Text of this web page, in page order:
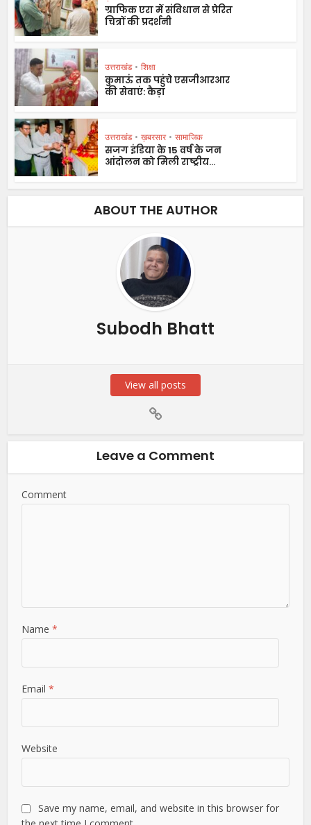
ग्राफिक एरा में संविधान से प्रेरित
चित्रों की प्रदर्शनी
उत्तराखंड • शिक्षा
कुमाऊं तक पहुंचे एसजीआरआर
की सेवाएं: कैड़ा
उत्तराखंड • ख़बरसार • सामाजिक
सजग इंडिया के 15 वर्ष के जन
आंदोलन को मिली राष्ट्रीय...
ABOUT THE AUTHOR
Subodh Bhatt
View all posts
Leave a Comment
Comment
Name*
Email*
Website
Save my name, email, and website in this browser for